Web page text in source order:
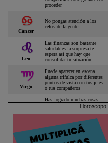
Horoscopo